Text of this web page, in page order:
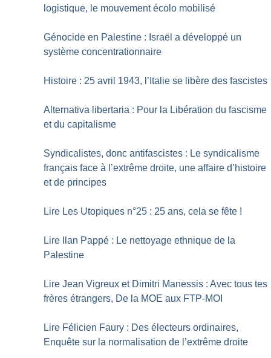
logistique, le mouvement écolo mobilisé
Génocide en Palestine : Israël a développé un
système concentrationnaire
Histoire : 25 avril 1943, l’Italie se libère des fascistes
Alternativa libertaria : Pour la Libération du fascisme
et du capitalisme
Syndicalistes, donc antifascistes : Le syndicalisme
français face à l’extrême droite, une affaire d’histoire
et de principes
Lire Les Utopiques n°25 : 25 ans, cela se fête !
Lire Ilan Pappé : Le nettoyage ethnique de la
Palestine
Lire Jean Vigreux et Dimitri Manessis : Avec tous tes
frères étrangers, De la MOE aux FTP-MOI
Lire Félicien Faury : Des électeurs ordinaires,
Enquête sur la normalisation de l’extrême droite